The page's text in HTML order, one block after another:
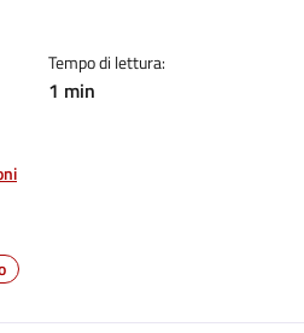
Tempo di lettura:
1 min